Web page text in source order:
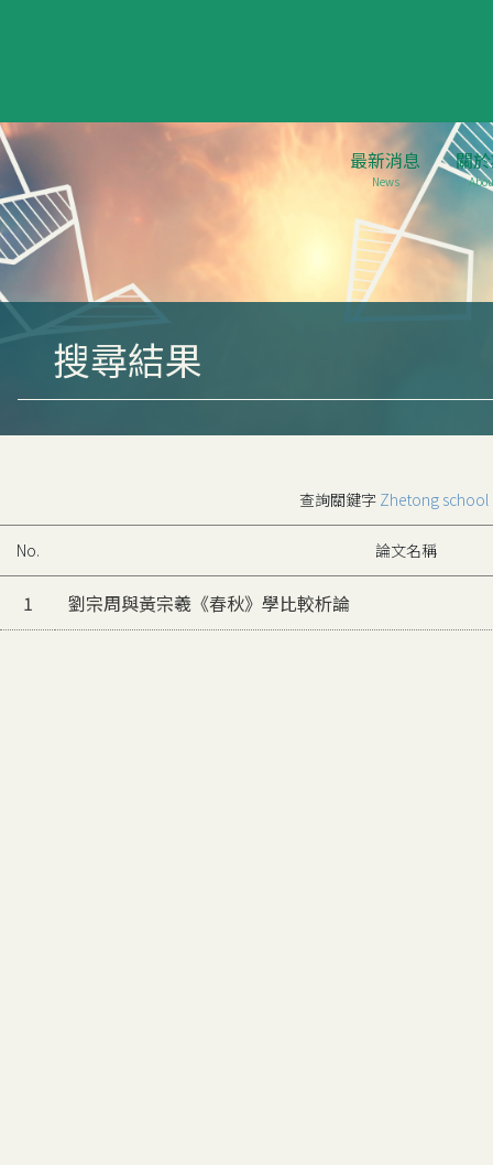
最新消息
News
關
搜尋結果
查詢關鍵字 Zhetong school
No. 論文名稱
1 劉宗周與黃宗羲《春秋》學比較析論